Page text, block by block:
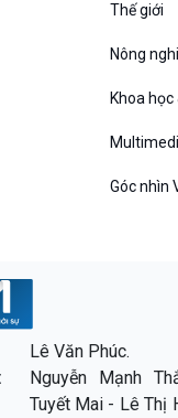
Diễn
Chuyện
đặc biệt
Thế giới
Nông
Khoa học
Góc nhìn
Lê Văn Phúc.
Nguyễn Mạnh
Tuyết Mai - Lê Thị